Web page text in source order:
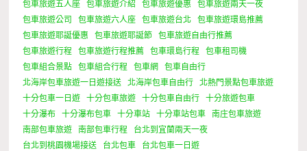
包車旅遊五人座
包車旅遊介紹 包車旅遊優惠
包車旅遊兩天一夜
包車旅遊公司
包車旅遊六人座 包車旅遊台北
包車旅遊環島推薦
包車旅遊耶誕優惠
包車旅遊耶誕節
包車旅遊自由行推薦
包車旅遊行程
包車旅遊行程推薦 包車環島行程
包車租司機
包車組合景點
包車組合行程 包車網
包車自由行
北海岸包車旅遊一日遊接送
北海岸包車自由行
北熱門景點包車旅遊
十分包車一日遊
十分包車旅遊 十分包車自由行
十分旅遊包車
十分瀑布
十分瀑布包車 十分車站 十分車站包車
南庄包車旅遊
南部包車旅遊
南部包車行程
台北到宜蘭兩天一夜
台北到桃園機場接送
台北包車 台北包車一日遊